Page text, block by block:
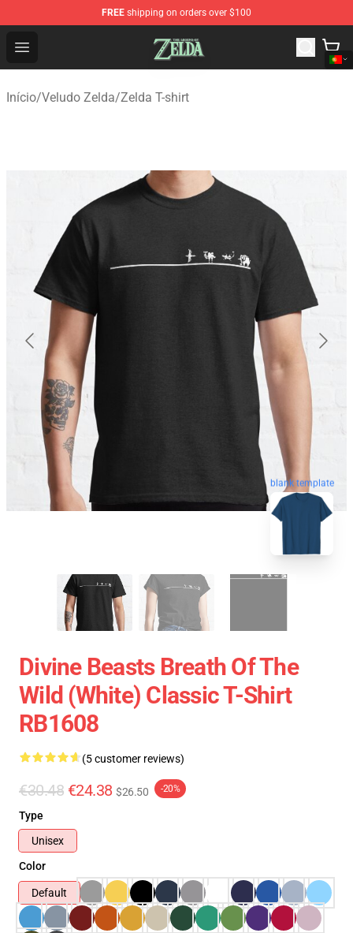
FREE shipping on orders over $100
Open menu
The Legend of Zelda Store - Official The Legend of
Início/Veludo Zelda/Zelda T-shirt
blank template
Divine Beasts Breath Of The
Wild (white) Classic T-Shirt
RB1608
(5 customer reviews)
€30.48 €24.38 $26.50 -20%
Type
Unisex
Color
Default